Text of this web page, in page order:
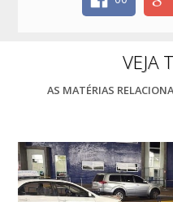
VEJA
AS MATÉRIAS